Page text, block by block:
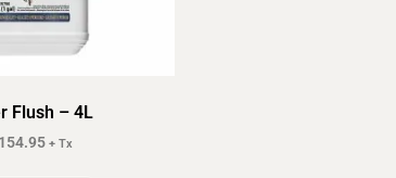
Flush – 4L
154.95 + Tx